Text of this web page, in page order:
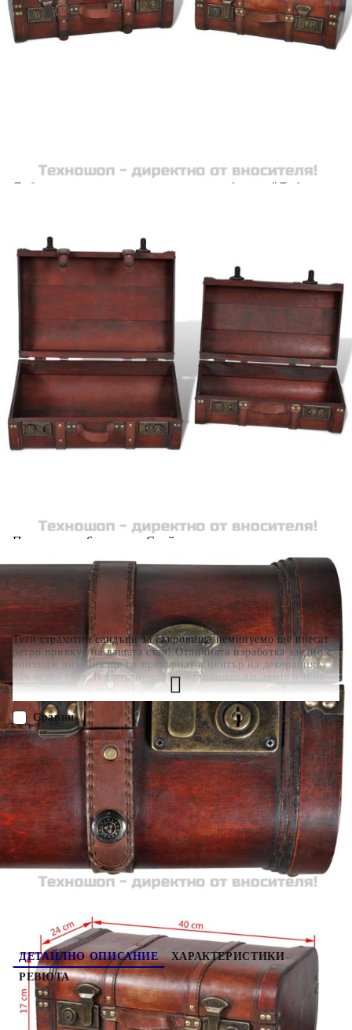
Тези страхотни сандъци за съкровища неминуемо ще внесат
ретро привкус на вашата стая! Отличната изработка заедно с
винтидж дизайна ще ги превърнат в център на декорацията
във всяка стая. В допълнение на отличните им декоративни
качества, сандъците са чудесно средство за съхранение на
дрехи, спално бельо, книги и други вещи, които се побират в
тях. Всеки сандък има две резета отпред за лесно отваряне и
затваряне и горна дръжка за пренасяне. Всеки съндък е
изработен по висок стандарт. Ще бъде отлично допълнение за
дома ви и ще ви служи дълги години. Доставката включва 2
x дървени сандъка.
Acest tabel are caracter informativ. Adăugați produsul în
Предоставената таблица е с информационна цел.
Добавете продукта в количката си с бутона "Добави в
Предоставената таблица е с информационна цел.
Добавете продукта в количката си с бутона "Добави в
количката" и при поръчка ще можете да изберете броя
вноски на кредита.
Предоставената таблица е с информационна цел.
Добавете продукта в количката си с бутона "Добави в
количката" и при поръчка ще можете да изберете броя
вноски на кредита.
Когато плащате с NewPay, всъщност NewPay плаща
поръчката Ви вместо Вас. Вие я получавате и
разполагате с три начина да я платите към тях:
Отложено до 30 дни от момента на изпращане на
покупки на стойност до 1000 лв. / €511.31
Плащане на 6 вноски. Стойността на поръчката се
разпределя в 6 равни месечни вноски с оскъпяване. За
покупки на стойност до 2000 лв. / €1022.61
ПОРЪЧАЙ БЕЗ РЕГИСТРАЦИЯ
Наш представител ще се свърже с Вас в рамките на работния ден!
240575 4.000 кг
Оцени продукта
Сравни
ДЕТАЙЛНО ОПИСАНИЕ
ХАРАКТЕРИСТИКИ
РЕВЮТА
Тези страхотни сандъци за съкровища